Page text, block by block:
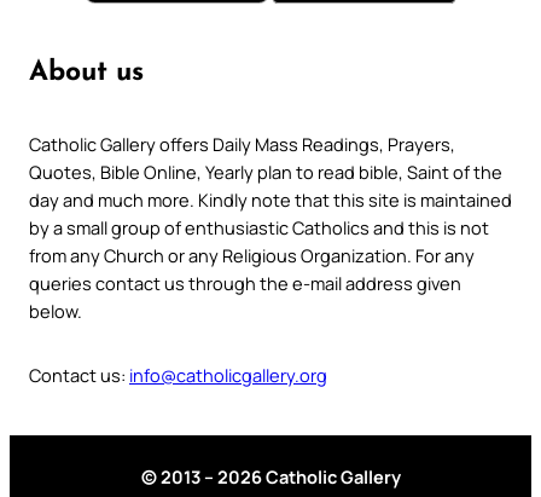
About us
Catholic Gallery offers Daily Mass Readings, Prayers,
Quotes, Bible Online, Yearly plan to read bible, Saint of the
day and much more. Kindly note that this site is maintained
by a small group of enthusiastic Catholics and this is not
from any Church or any Religious Organization. For any
queries contact us through the e-mail address given
below.
Contact us: info@catholicgallery.org
© 2013 – 2026 Catholic Gallery